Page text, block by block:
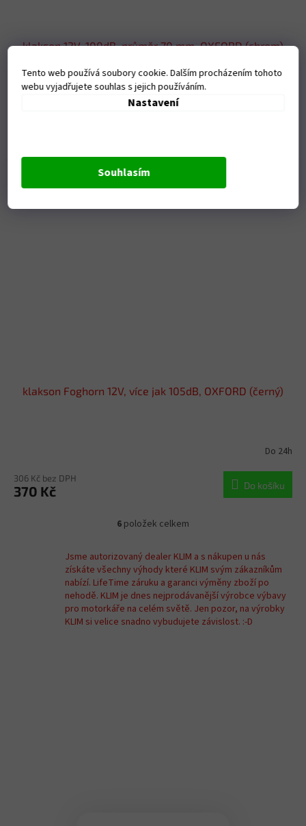
Tento web používá soubory cookie. Dalším procházením tohoto
webu vyjadřujete souhlas s jejich používáním.
Nastavení
Souhlasím
klakson 12V, 100dB, průměr 70 mm, OXFORD (chrom)
klakson Foghorn 12V, více jak 105dB, OXFORD (černý)
Do 24h
306 Kč bez DPH
370 Kč Do košíku
O
l
á
d
a
c
í
6 položek celkem
Jsme autorizovaný dealer KLIM a s nákupen u nás
získáte všechny výhody které KLIM svým zákazníkům
nabízí. LifeTime záruku a garanci výměny zboží po
nehodě. KLIM je dnes nejprodávanější výrobce výbavy
pro motorkáře na celém světě. Jen pozor, na výrobky
KLIM si velice snadno vybudujete závislost. :-D